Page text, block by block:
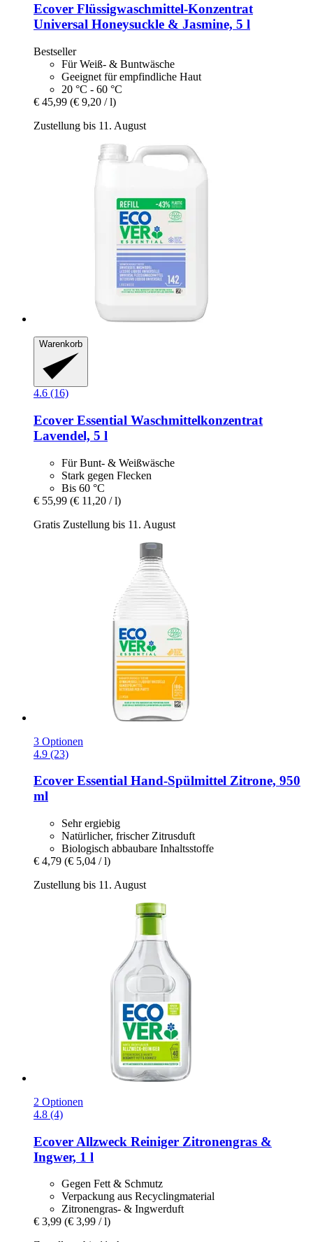
Ecover Flüssigwaschmittel-​Konzentrat
Universal Honeysuckle & Jasmine, 5 l
Bestseller
Für Weiß- & Buntwäsche
Geeignet für empfindliche Haut
20 °C - 60 °C
€ 45,99 (€ 9,20 / l)
Zustellung bis 11. August
Warenkorb
4.6 (16)
Ecover Essential Waschmittelkonzentrat
Lavendel, 5 l
Für Bunt- & Weißwäsche
Stark gegen Flecken
Bis 60 °C
€ 55,99 (€ 11,20 / l)
Gratis Zustellung bis 11. August
3 Optionen
4.9 (23)
Ecover Essential Hand-​Spülmittel Zitrone, 950
ml
Sehr ergiebig
Natürlicher, frischer Zitrusduft
Biologisch abbaubare Inhaltsstoffe
€ 4,79 (€ 5,04 / l)
Zustellung bis 11. August
2 Optionen
4.8 (4)
Ecover Allzweck Reiniger Zitronengras &
Ingwer, 1 l
Gegen Fett & Schmutz
Verpackung aus Recyclingmaterial
Zitronengras- & Ingwerduft
€ 3,99 (€ 3,99 / l)